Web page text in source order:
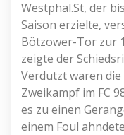
Westphal.St, der
Saison erzielte,
Bötzower-Tor zur
zeigte der
Verdutzt waren die
Zweikampf im FC
es zu einen
einem Foul